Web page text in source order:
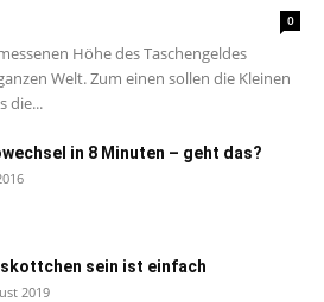
0
Höhe des Taschengeldes
Welt. Zum einen sollen die Kleinen
die...
in 8 Minuten – geht das?
sein ist einfach
2019